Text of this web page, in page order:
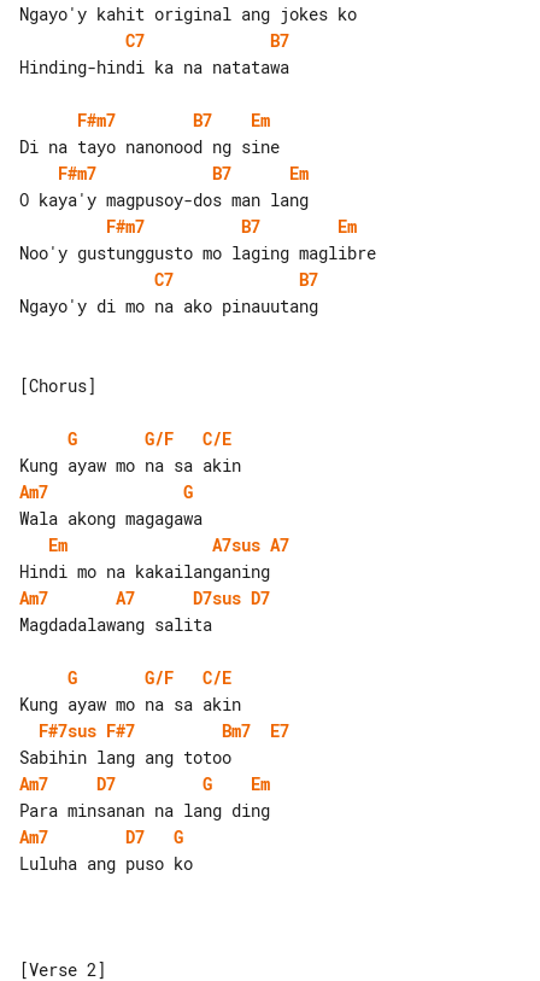
C7
B7
Hinding-hindi ka na natatawa
F#m7 B7
Em
F#m7
B7
Em
F#m7
B7
Em
C7
B7
Ngayo'y di mo na ako pinauutang
[Chorus]
G G/F
C/E
Am7
G
Em
A7sus A7
Am7
A7 D7sus D7
Magdadalawang salita
G G/F
C/E
F#7sus F#7 Bm7
E7
Am7
D7 G
Em
Am7
D7
G
Luluha ang puso ko